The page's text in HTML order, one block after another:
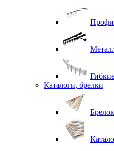
Каталоги, брелки